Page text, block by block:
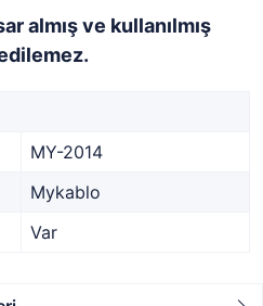
almış ve kullanılmış
MY-2014
Mykablo
Var